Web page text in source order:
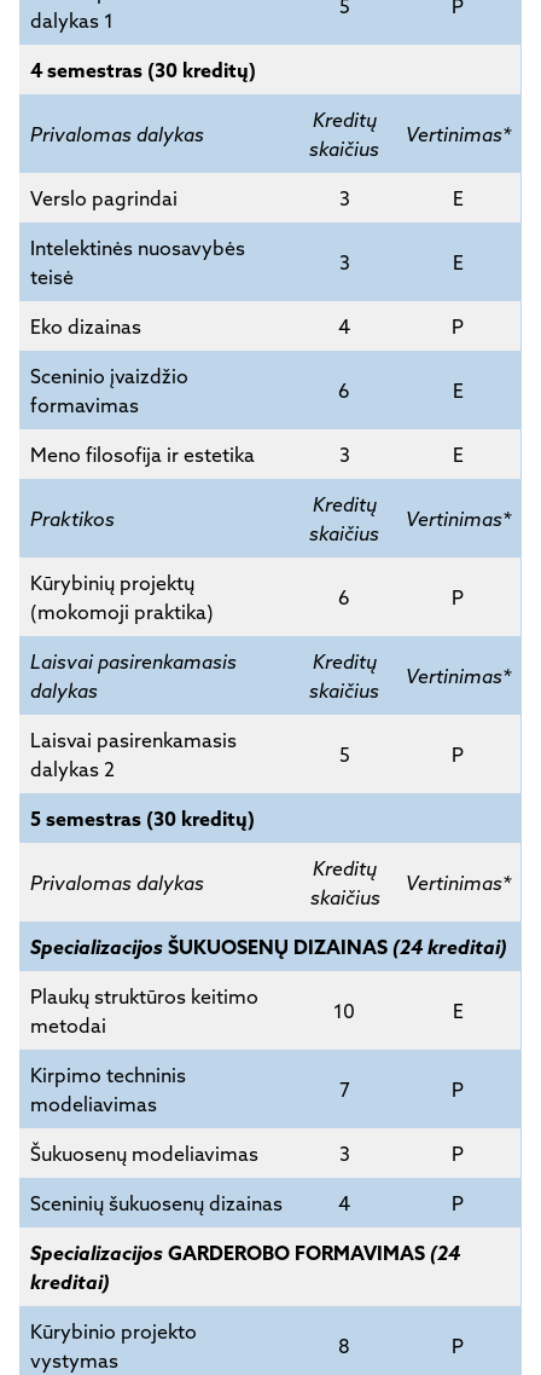
dalykas 1
5 P
4 semestras (30 kreditų)
Privalomas dalykas
Kreditų
skaičius
Vertinimas*
Verslo pagrindai 3 E
Intelektinės nuosavybės
teisė
3 E
Eko dizainas 4 P
Sceninio įvaizdžio
formavimas
6 E
Meno filosofija ir estetika 3 E
Praktikos
Kreditų
skaičius
Vertinimas*
Kūrybinių projektų
(mokomoji praktika)
6 P
Laisvai pasirenkamasis
dalykas
Kreditų
skaičius
Vertinimas*
Laisvai pasirenkamasis
dalykas 2
5 P
5 semestras (30 kreditų)
Privalomas dalykas
Kreditų
skaičius
Vertinimas*
Specializacijos ŠUKUOSENŲ DIZAINAS (24 kreditai)
Plaukų struktūros keitimo
metodai
10 E
Kirpimo techninis
modeliavimas
7 P
Šukuosenų modeliavimas 3 P
Sceninių šukuosenų dizainas 4 P
Specializacijos GARDEROBO FORMAVIMAS (24
kreditai)
Kūrybinio projekto
vystymas
8 P